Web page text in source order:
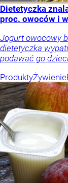
Dietetyczka
proc. owoców i
Jogurt owocowy
dietetyczka
podawać go
ProduktyŻywienie